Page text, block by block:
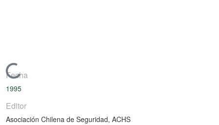
Cargando...
Fecha
1995
Editor
Asociación Chilena de Seguridad, ACHS